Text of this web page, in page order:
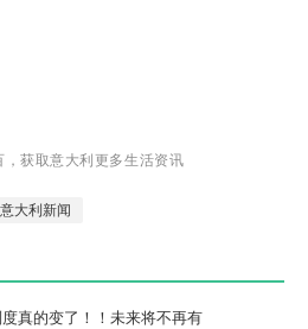
，获取意大利更多生活资讯
意大利新闻
真的变了！！未来将不再有